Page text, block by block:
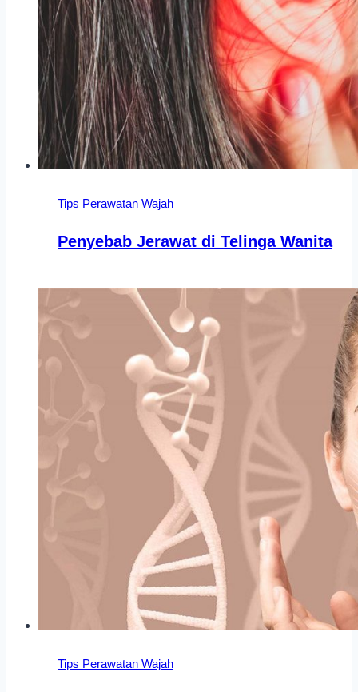
Tips Perawatan Wajah
Penyebab Jerawat di Telinga Wanita
Tips Perawatan Wajah